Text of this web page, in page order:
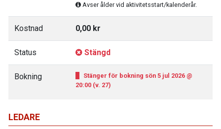
LEDARE
Avser ålder vid aktivitetsstart/kalenderår.
Kostnad 0,00 kr
Status Stängd
Bokning
Stänger för bokning sön 5 jul 2026 @
20:00 (v. 27)